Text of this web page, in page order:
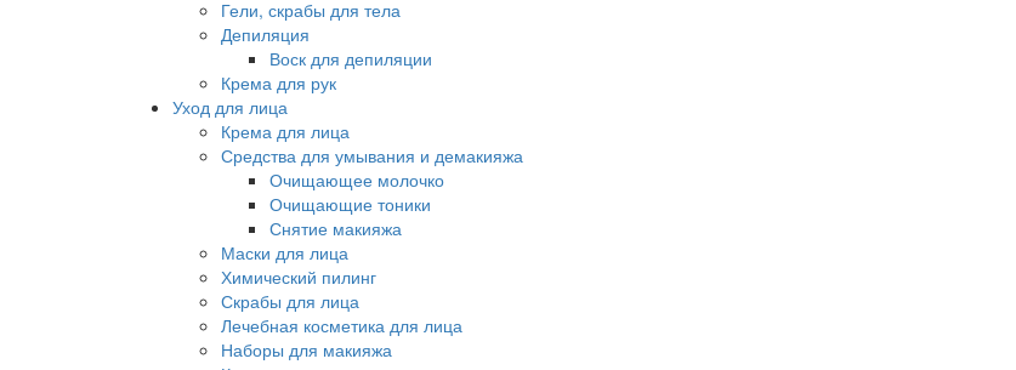
Гели, скрабы для тела
Депиляция
Воск для депиляции
Крема для рук
Уход для лица
Крема для лица
Средства для умывания и демакияжа
Очищающее молочко
Очищающие тоники
Снятие макияжа
Маски для лица
Химический пилинг
Скрабы для лица
Лечебная косметика для лица
Наборы для макияжа